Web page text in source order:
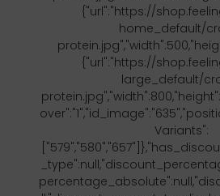
{"url":"https://
home_default/
{"url":"https://
large_default/
Variants":